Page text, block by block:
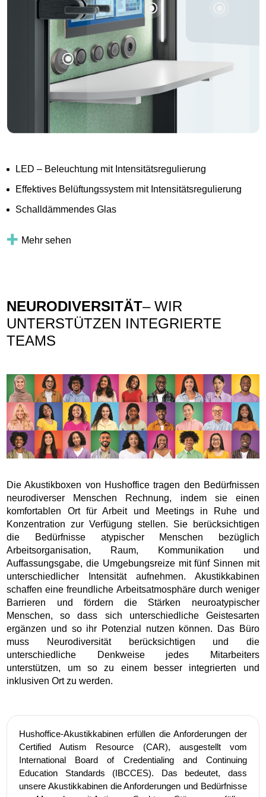
LED – Beleuchtung mit Intensitätsregulierung
Effektives Belüftungssystem mit Intensitätsregulierung
Schalldämmendes Glas
Mehr sehen
NEURODIVERSITÄT– WIR
UNTERSTÜTZEN INTEGRIERTE
TEAMS
Die Akustikboxen von Hushoffice tragen den Bedürfnissen
neurodiverser Menschen Rechnung, indem sie einen
komfortablen Ort für Arbeit und Meetings in Ruhe und
Konzentration zur Verfügung stellen. Sie berücksichtigen
die Bedürfnisse atypischer Menschen bezüglich
Arbeitsorganisation, Raum, Kommunikation und
Auffassungsgabe, die Umgebungsreize mit fünf Sinnen mit
unterschiedlicher Intensität aufnehmen. Akustikkabinen
schaffen eine freundliche Arbeitsatmosphäre durch weniger
Barrieren und fördern die Stärken neuroatypischer
Menschen, so dass sich unterschiedliche Geistesarten
ergänzen und so ihr Potenzial nutzen können. Das Büro
muss Neurodiversität berücksichtigen und die
unterschiedliche Denkweise jedes Mitarbeiters
unterstützen, um so zu einem besser integrierten und
inklusiven Ort zu werden.
Hushoffice-Akustikkabinen erfüllen die Anforderungen der
Certified Autism Resource (CAR), ausgestellt vom
International Board of Credentialing and Continuing
Education Standards (IBCCES). Das bedeutet, dass
unsere Akustikkabinen die Anforderungen und Bedürfnisse